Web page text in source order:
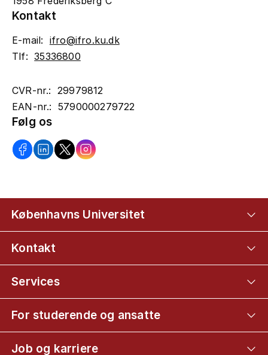
Kontakt
E-mail: ifro@ifro.ku.dk
Tlf:35336800
CVR-nr.: 29979812
EAN-nr.: 5790000279722
Følg os
Københavns Universitet
Kontakt
Services
For studerende og ansatte
Job og karriere